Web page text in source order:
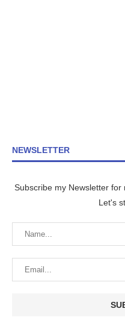
NEWSLETTER
Subscribe my Newsletter
Let's